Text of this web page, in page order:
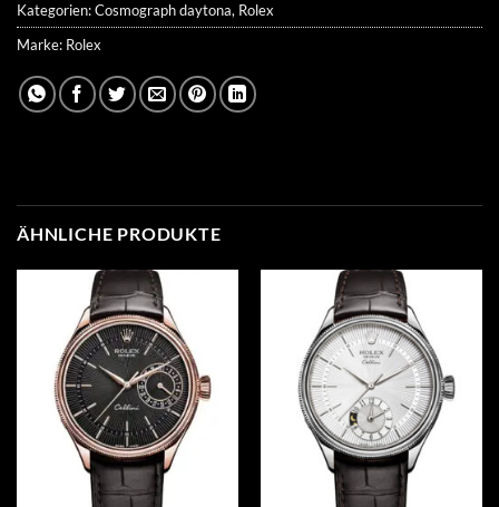
Kategorien:Cosmograph daytona, Rolex
Marke: Rolex
ÄHNLICHE PRODUKTE